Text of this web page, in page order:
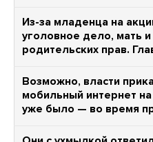
Из-за младенца на
уголовное дело, мать
родительских прав.
Возможно, власти
мобильный интернет
уже было — во время